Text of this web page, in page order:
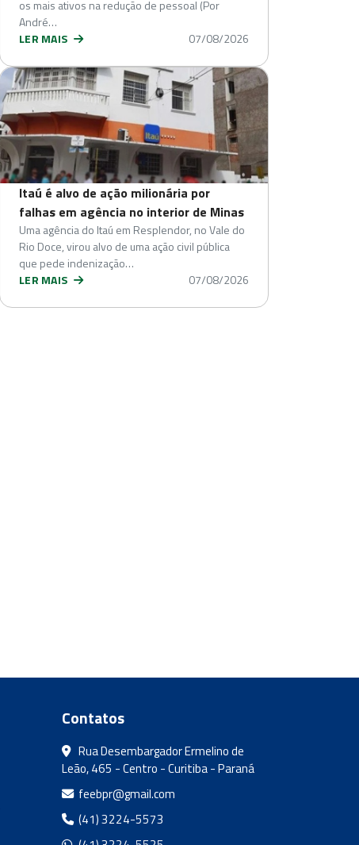
os mais ativos na redução de pessoal (Por
André…
LER MAIS
07/08/2026
Itaú é alvo de ação milionária por
falhas em agência no interior de Minas
Uma agência do Itaú em Resplendor, no Vale do
Rio Doce, virou alvo de uma ação civil pública
que pede indenização…
LER MAIS
07/08/2026
Contatos
Rua Desembargador Ermelino de
Leão, 465 - Centro - Curitiba - Paraná
feebpr@gmail.com
(41) 3224-5573